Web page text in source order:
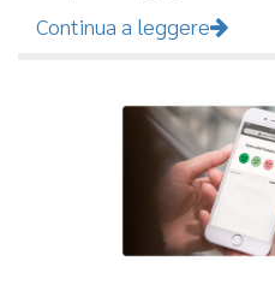
Continua a leggere